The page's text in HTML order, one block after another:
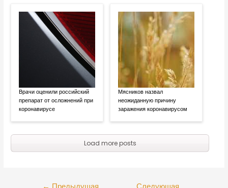
Врачи оценили российский
препарат от осложнений при
коронавирусе
Мясников назвал
неожиданную причину
заражения коронавирусом
Load more posts